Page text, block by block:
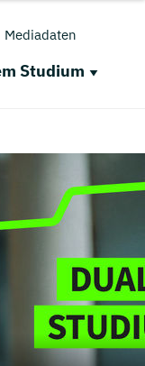
Mediadaten
Studium